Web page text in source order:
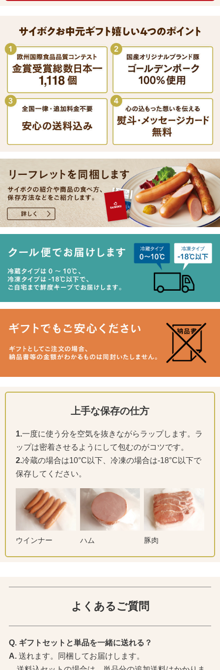
上手な保存の仕方
1.一度に使う分を空気を抜きながらラップします。ラ
ップは密着させるようにして包むのがコツです。
2.冷蔵の場合は10°C以下、冷凍の場合は-18°C以下で
保存してください。
ウインナー ハム 豚肉
よくあるご質問
ギフトセットと単品を一緒に送れる？
送れます。同梱してお届けします。